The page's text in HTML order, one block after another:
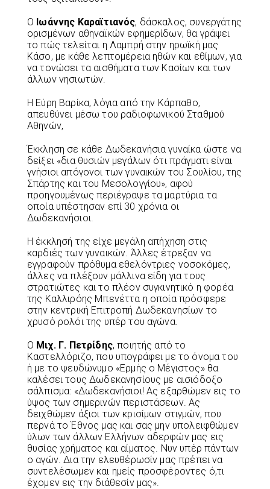
Ο Ιωάννης Καραϊτιανός, δάσκαλος, συνεργάτης
ορισμένων αθηναϊκών εφημερίδων, θα γράψει
το πώς τελείται η Λαμπρή στην ηρωϊκή μας
Κάσο, με κάθε λεπτομέρεια ηθών και εθίμων, για
να τονώσει τα αισθήματα των Κασίων και των
άλλων νησιωτών.
Η Εύρη Βαρίκα, λόγια από την Κάρπαθο,
απευθύνει μέσω του ραδιοφωνικού Σταθμού
Αθηνών,
Έκκληση σε κάθε Δωδεκανήσια γυναίκα ώστε να
δείξει «δια θυσιών μεγάλων ότι πράγματι είναι
γνήσιοι απόγονοι των γυναικών του Σουλίου, της
Σπάρτης και του Μεσολογγίου», αφού
προηγουμένως περιέγραψε τα μαρτύρια τα
οποία υπέστησαν επί 30 χρόνια οι
Δωδεκανήσιοι.
Η έκκλησή της είχε μεγάλη απήχηση στις
καρδιές των γυναικών. Άλλες έτρεξαν να
εγγραφούν πρόθυμα εθελόντριες νοσοκόμες,
άλλες να πλέξουν μάλλινα είδη για τους
στρατιώτες και το πλέον συγκινητικό η φορέα
της Καλλιρόης Μπενέττα η οποία πρόσφερε
στην κεντρική Επιτροπή Δωδεκανησίων το
χρυσό ρολόι της υπέρ του αγώνα.
Ο Μιχ. Γ. Πετρίδης, ποιητής από το
Καστελλόριζο, που υπογράφει με το όνομα του
ή με το ψευδώνυμο «Ερμής ο Μέγιστος» θα
καλέσει τους Δωδεκανησίους με αισιόδοξο
σάλπισμα: «Δωδεκανήσιοι! Ας εξαρθώμεν εις το
ύψος των σημερινών περιστάσεων. Ας
δειχθώμεν άξιοι των κρισίμων στιγμών, που
περνά το Έθνος μας και σας μην υπολειφθώμεν
ύλων των άλλων Ελλήνων αδερφών μας εις
θυσίας χρήματος και αίματος. Νυν υπέρ πάντων
ο αγών. Δια την ελευθέρωσίν μας πρέπει να
συντελέσωμεν και ημείς προσφέροντες ό,τι
έχομεν εις την διάθεσίν μας».